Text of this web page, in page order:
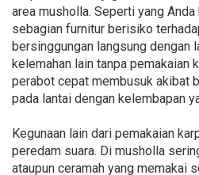
area musholla. Seperti yang
sebagian furnitur berisiko
bersinggungan langsung dengan
kelemahan lain tanpa pemakaian
perabot cepat membusuk akibat
pada lantai dengan kelembapan
Kegunaan lain dari pemakaian
peredam suara. Di musholla
ataupun ceramah yang memakai